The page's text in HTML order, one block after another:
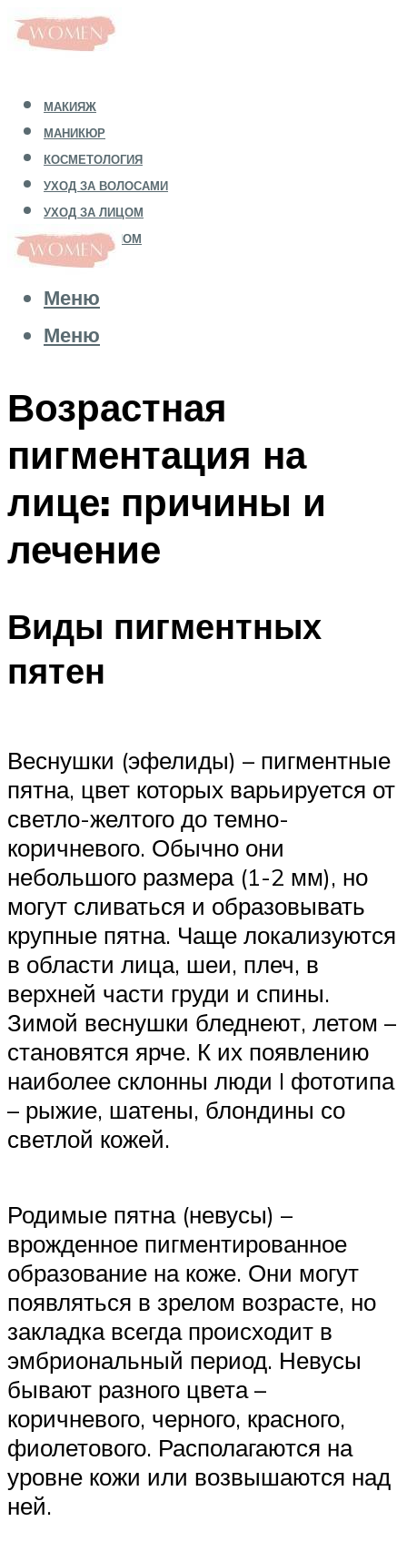
МАКИЯЖ
МАНИКЮР
КОСМЕТОЛОГИЯ
УХОД ЗА ВОЛОСАМИ
УХОД ЗА ЛИЦОМ
УХОД ЗА ТЕЛОМ
Меню
Меню
Возрастная
пигментация на
лице: причины и
лечение
Виды пигментных
пятен
Веснушки (эфелиды) – пигментные
пятна, цвет которых варьируется от
светло-желтого до темно-
коричневого. Обычно они
небольшого размера (1-2 мм), но
могут сливаться и образовывать
крупные пятна. Чаще локализуются
в области лица, шеи, плеч, в
верхней части груди и спины.
Зимой веснушки бледнеют, летом –
становятся ярче. К их появлению
наиболее склонны люди I фототипа
– рыжие, шатены, блондины со
светлой кожей.
Родимые пятна (невусы) –
врожденное пигментированное
образование на коже. Они могут
появляться в зрелом возрасте, но
закладка всегда происходит в
эмбриональный период. Невусы
бывают разного цвета –
коричневого, черного, красного,
фиолетового. Располагаются на
уровне кожи или возвышаются над
ней.